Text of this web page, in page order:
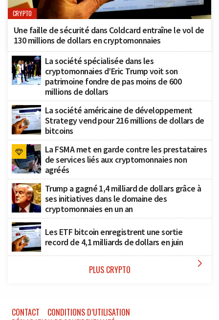
CRYPTO
Une faille de sécurité dans Coldcard entraîne le vol de
130 millions de dollars en cryptomonnaies
La société spécialisée dans les
cryptomonnaies d’Eric Trump voit son
patrimoine fondre de pas moins de 600
millions de dollars
La société américaine de développement
Strategy vend pour 216 millions de dollars de
bitcoins
La FSMA met en garde contre les prestataires
de services liés aux cryptomonnaies non
agréés
Trump a gagné 1,4 milliard de dollars grâce à
ses initiatives dans le domaine des
cryptomonnaies en un an
Les ETF bitcoin enregistrent une sortie
record de 4,1 milliards de dollars en juin
PLUS CRYPTO 
CONTACT
CONDITIONS D’UTILISATION